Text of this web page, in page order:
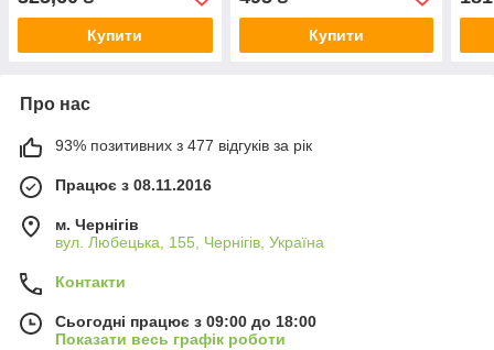
Купити Купити
Про нас
93% позитивних з 477 відгуків за рік
Працює з 08.11.2016
м. Чернігів
вул. Любецька, 155, Чернігів, Україна
Контакти
Сьогодні працює з 09:00 до 18:00
Показати весь графік роботи